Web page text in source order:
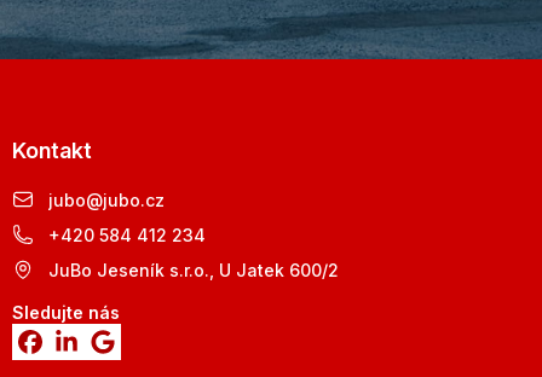
Kontakt
jubo@jubo.cz
+420 584 412 234
JuBo Jeseník s.r.o., U Jatek 600/2
Sledujte nás